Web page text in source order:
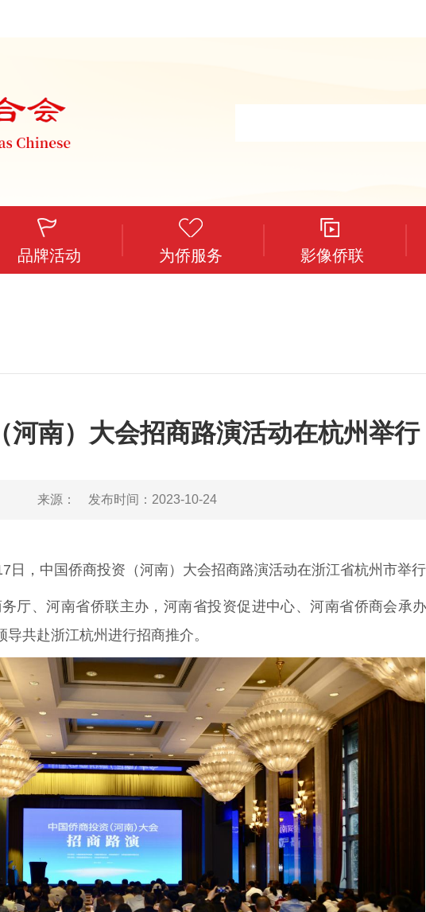
品牌活动 为侨服务 影像侨联
河南）大会招商路演活动在杭州举行
来源： 发布时间： 2023-10-24
，中国侨商投资（河南）大会招商路演活动在浙江省杭州市举行
厅、河南省侨联主办，河南省投资促进中心、河南省侨商会承
共赴浙江杭州进行招商推介。